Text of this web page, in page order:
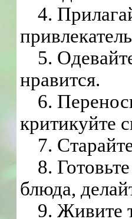
4.
5.
нравится.
6.
критикуйте
7.
8.
блюда,
9. Живите